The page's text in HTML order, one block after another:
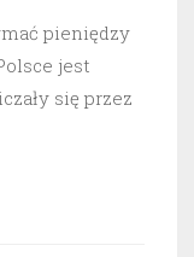
pieniędzy
jest
się przez